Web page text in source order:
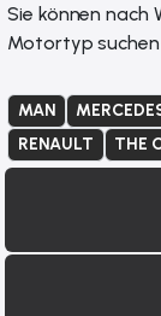
Sie können nach
Motortyp suchen
MAN
RENAULT
THE